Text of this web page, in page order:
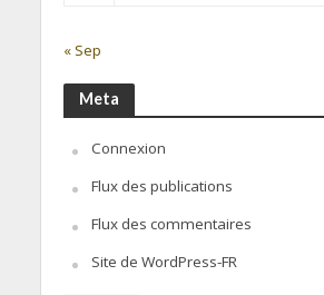
« Sep
Meta
Connexion
Flux des publications
Flux des commentaires
Site de WordPress-FR